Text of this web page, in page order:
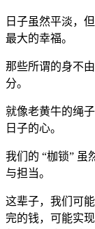
日子虽然平淡，
最大的幸福。
那些所谓的身不
分。
就像老黄牛的绳
日子的心。
我们的 “枷锁” 虽
与担当。
这辈子，我们可
完的钱，可能实